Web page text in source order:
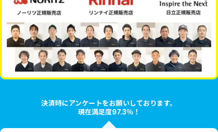
決済時にアンケートをお願いしております。
現在満足度97.3％！